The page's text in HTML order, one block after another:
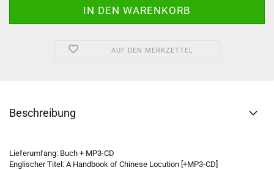
AUF DEN MERKZETTEL
Beschreibung
Lieferumfang: Buch + MP3-CD
Englischer Titel: A Handbook of Chinese Locution [+MP3-CD]